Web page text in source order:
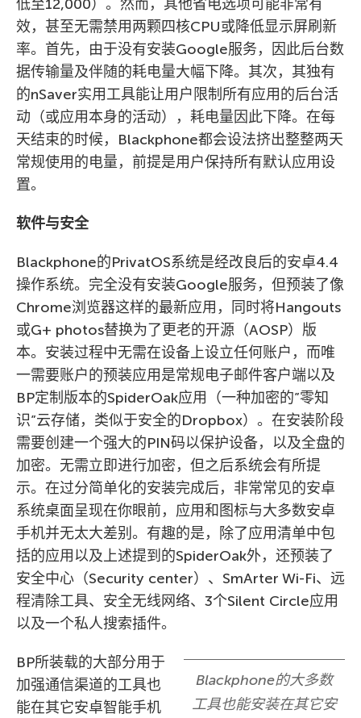
低至12,000）。然而，其他省电选项可能非常有
效，甚至无需禁用两颗四核CPU或降低显示屏刷新
率。首先，由于没有安装Google服务，因此后台数
据传输量及伴随的耗电量大幅下降。其次，其独有
的nSaver实用工具能让用户限制所有应用的后台活
动（或应用本身的活动），耗电量因此下降。在每
天结束的时候，Blackphone都会设法挤出整整两天
常规使用的电量，前提是用户保持所有默认应用设
置。
软件与安全
Blackphone的PrivatOS系统是经改良后的安卓4.4
操作系统。完全没有安装Google服务，但预装了像
Chrome浏览器这样的最新应用，同时将Hangouts
或G+ photos替换为了更老的开源（AOSP）版
本。安装过程中无需在设备上设立任何账户，而唯
一需要账户的预装应用是常规电子邮件客户端以及
BP定制版本的SpiderOak应用（一种加密的”零知
识”云存储，类似于安全的Dropbox）。在安装阶段
需要创建一个强大的PIN码以保护设备，以及全盘的
加密。无需立即进行加密，但之后系统会有所提
示。在过分简单化的安装完成后，非常常见的安卓
系统桌面呈现在你眼前，应用和图标与大多数安卓
手机并无太大差别。有趣的是，除了应用清单中包
括的应用以及上述提到的SpiderOak外，还预装了
安全中心（Security center）、SmArter Wi-Fi、远
程清除工具、安全无线网络、3个Silent Circle应用
以及一个私人搜索插件。
Blackphone的大多数
工具也能安装在其它安
BP所装载的大部分用于
加强通信渠道的工具也
能在其它安卓智能手机